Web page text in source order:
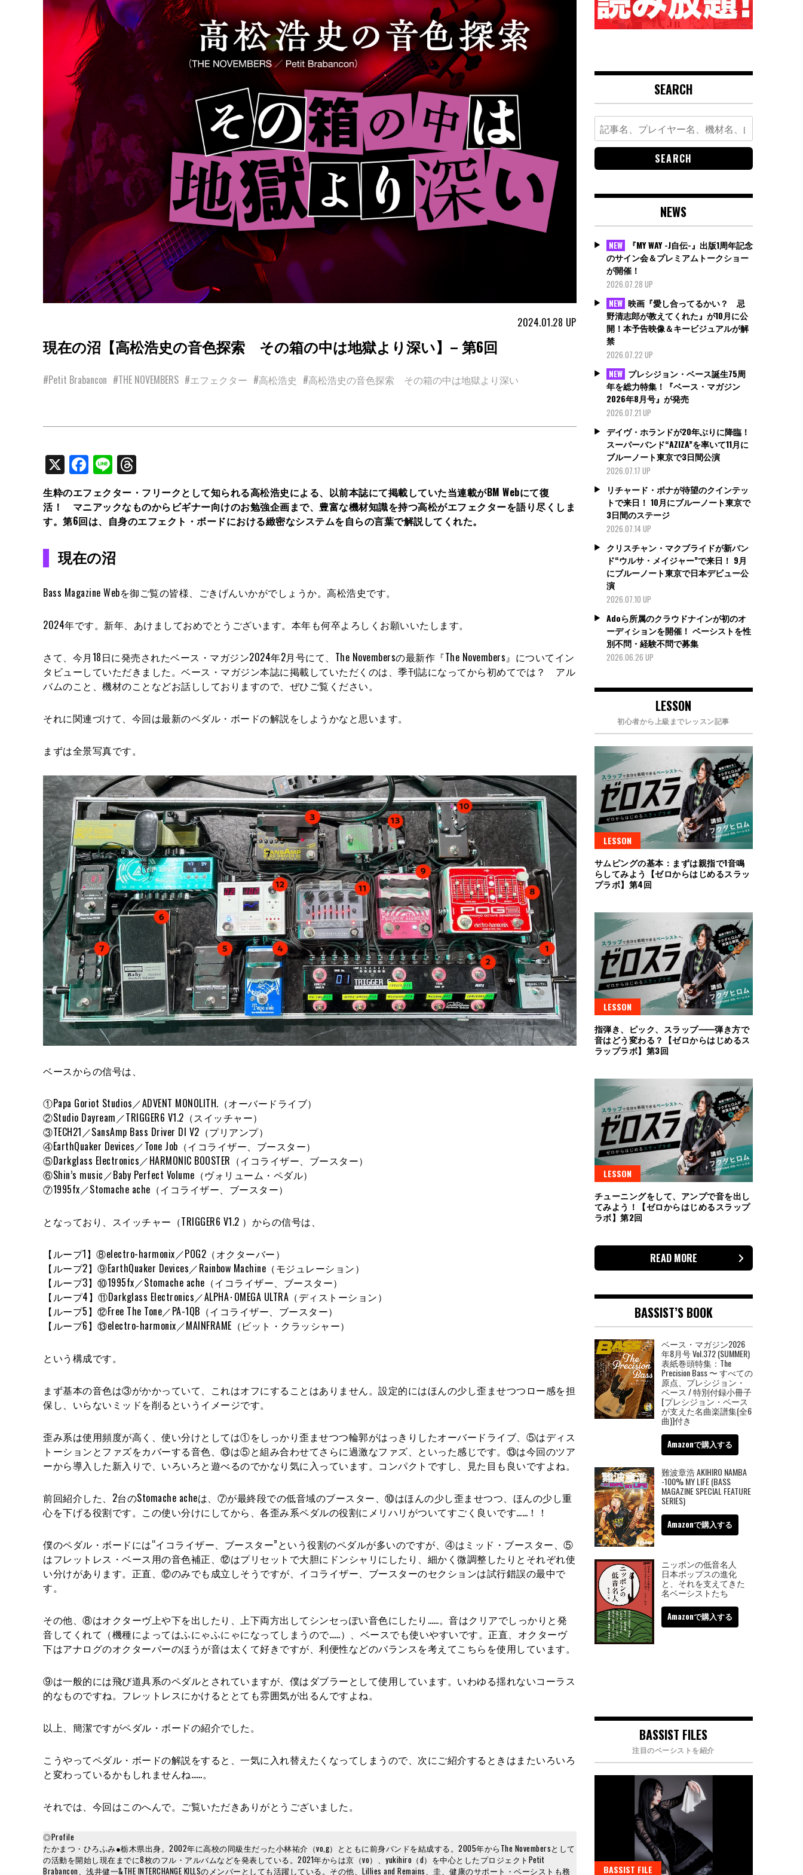
2024.01.28 UP
現在の沼【高松浩史の音色探索 その箱の中は地獄より深い】– 第6回
#Petit Brabancon #THE NOVEMBERS #エフェクター #高松浩史 #高松浩史の音色探索 その箱の中は地獄より深い
X Facebook
Line
生粋のエフェクター・フリークとして知られる高松浩史による、以前本誌にて掲載していた当連載がBM Webにて復
活！ マニアックなものからビギナー向けのお勉強企画まで、豊富な機材知識を持つ高松がエフェクターを語り尽くしま
す。第6回は、自身のエフェクト・ボードにおける緻密なシステムを自らの言葉で解説してくれた。
現在の沼
Bass Magazine Webを御ご覧の皆様、ごきげんいかがでしょうか。高松浩史です。
2024年です。新年、あけましておめでとうございます。本年も何卒よろしくお願いいたします。
さて、今月18日に発売されたベース・マガジン2024年2月号にて、The Novembersの最新作『The Novembers』についてイン
タビューしていただきました。ベース・マガジン本誌に掲載していただくのは、季刊誌になってから初めてでは？ アル
バムのこと、機材のことなどお話ししておりますので、ぜひご覧ください。
それに関連づけて、今回は最新のペダル・ボードの解説をしようかなと思います。
まずは全景写真です。
ベースからの信号は、
①Papa Goriot Studios／ADVENT MONOLITH.（オーバードライブ）
②Studio Dayream／TRIGGER6 V1.2（スイッチャー）
③TECH21／SansAmp Bass Driver DI V2（プリアンプ）
④EarthQuaker Devices／Tone Job（イコライザー、ブースター）
⑤Darkglass Electronics／HARMONIC BOOSTER（イコライザー、ブースター）
⑥Shin’s music／Baby Perfect Volume（ヴォリューム・ペダル）
⑦1995fx／Stomache ache（イコライザー、ブースター）
となっており、スイッチャー（TRIGGER6 V1.2 ）からの信号は、
【ループ1】⑧electro-harmonix／POG2（オクターバー）
【ループ2】⑨EarthQuaker Devices／Rainbow Machine（モジュレーション）
【ループ3】⑩1995fx／Stomache ache（イコライザー、ブースター）
【ループ4】⑪Darkglass Electronics／ALPHA･OMEGA ULTRA（ディストーション）
【ループ5】⑫Free The Tone／PA-1QB（イコライザー、ブースター）
【ループ6】⑬electro-harmonix／MAINFRAME（ビット・クラッシャー）
という構成です。
まず基本の音色は③がかかっていて、これはオフにすることはありません。設定的にはほんの少し歪ませつつロー感を担
保し、いらないミッドを削るというイメージです。
歪み系は使用頻度が高く、使い分けとしては①をしっかり歪ませつつ輪郭がはっきりしたオーバードライブ、⑤はディス
トーションとファズをカバーする音色、⑬は⑤と組み合わせてさらに過激なファズ、といった感じです。⑬は今回のツア
ーから導入した新入りで、いろいろと遊べるのでかなり気に入っています。コンパクトですし、見た目も良いですよね。
前回紹介した、2台のStomache acheは、⑦が最終段での低音域のブースター、⑩はほんの少し歪ませつつ、ほんの少し重
心を下げる役割です。この使い分けにしてから、各歪み系ペダルの役割にメリハリがついてすごく良いです……！！
僕のペダル・ボードには“イコライザー、ブースター”という役割のペダルが多いのですが、④はミッド・ブースター、⑤
はフレットレス・ベース用の音色補正、⑫はプリセットで大胆にドンシャリにしたり、細かく微調整したりとそれぞれ使
い分けがあります。正直、⑫のみでも成立しそうですが、イコライザー、ブースターのセクションは試行錯誤の最中で
す。
その他、⑧はオクターヴ上や下を出したり、上下両方出してシンセっぽい音色にしたり……。音はクリアでしっかりと発
音してくれて（機種によってはふにゃふにゃになってしまうので……）、ベースでも使いやすいです。正直、オクターヴ
下はアナログのオクターバーのほうが音は太くて好きですが、利便性などのバランスを考えてこちらを使用しています。
⑨は一般的には飛び道具系のペダルとされていますが、僕はダブラーとして使用しています。いわゆる揺れないコーラス
的なものですね。フレットレスにかけるととても雰囲気が出るんですよね。
以上、簡潔ですがペダル・ボードの紹介でした。
こうやってペダル・ボードの解説をすると、一気に入れ替えたくなってしまうので、次にご紹介するときはまたいろいろ
と変わっているかもしれませんね……。
それでは、今回はこのへんで。ご覧いただきありがとうございました。
◎Profile
たかまつ・ひろふみ●栃木県出身。2002年に高校の同級生だった小林祐介（vo,g）とともに前身バンドを結成する。2005年からThe Novembersとして
の活動を開始し現在までに8枚のフル・アルバムなどを発表している。2021年からは京（vo）、yukihiro（d）を中心としたプロジェクトPetit
Brabancon、浅井健一&THE INTERCHANGE KILLSのメンバーとしても活躍している。その他、Lillies and Remains、圭、健康のサポート・ベーシストも務
SEARCH
Search
for:
NEWS
NEW
『MY WAY -J自伝-』出版1周年記念
のサイン会＆プレミアムトークショー
が開催！
2026.07.28 UP
NEW 映画『愛し合ってるかい？ 忌
野清志郎が教えてくれた』が10月に公
開！本予告映像＆キービジュアルが解
禁
2026.07.22 UP
NEW プレシジョン・ベース誕生75周
年を総力特集！『ベース・マガジン
2026年8月号』が発売
2026.07.21 UP
デイヴ・ホランドが20年ぶりに降臨！
スーパーバンド“AZIZA”を率いて11月に
ブルーノート東京で3日間公演
2026.07.17 UP
リチャード・ボナが待望のクインテッ
トで来日！ 10月にブルーノート東京で
3日間のステージ
2026.07.14 UP
クリスチャン・マクブライドが新バン
ド“ウルサ・メイジャー”で来日！ 9月
にブルーノート東京で日本デビュー公
演
2026.07.10 UP
Adoら所属のクラウドナインが初のオ
ーディションを開催！ ベーシストを性
別不問・経験不問で募集
2026.06.26 UP
LESSON
初心者から上級までレッスン記事
LESSON
サムピングの基本：まずは親指で1音鳴
らしてみよう【ゼロからはじめるスラッ
プラボ】第4回
LESSON
指弾き、ピック、スラップ⸺弾き方で
音はどう変わる？【ゼロからはじめるス
ラップラボ】第3回
LESSON
チューニングをして、アンプで音を出し
てみよう！【ゼロからはじめるスラップ
ラボ】第2回
READ MORE
BASSIST’S BOOK
ベース・マガジン2026
年8月号 Vol.372 (SUMMER)
表紙巻頭特集：The
Precision Bass 〜 すべての
原点、プレシジョン・
ベース / 特別付録小冊子
[プレシジョン・ベース
が支えた名曲楽譜集(全6
曲)]付き
Amazonで購入する
難波章浩 AKIHIRO NAMBA
-100% MY LIFE (BASS
MAGAZINE SPECIAL FEATURE
SERIES)
Amazonで購入する
ニッポンの低音名人
日本ポップスの進化
と、それを支えてきた
名ベーシストたち
Amazonで購入する
BASSIST FILES
注目のベーシストを紹介
BASSIST FILE